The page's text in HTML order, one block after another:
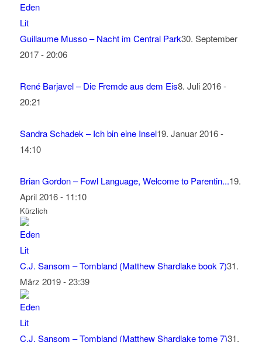
Guillaume Musso – Nacht im Central Park30. September
2017 - 20:06
René Barjavel – Die Fremde aus dem Eis8. Juli 2016 -
20:21
Sandra Schadek – Ich bin eine Insel19. Januar 2016 -
14:10
Brian Gordon – Fowl Language, Welcome to Parentin...19.
April 2016 - 11:10
Kürzlich
C.J. Sansom – Tombland (Matthew Shardlake book 7)31.
März 2019 - 23:39
C.J. Sansom – Tombland (Matthew Shardlake tome 7)31.